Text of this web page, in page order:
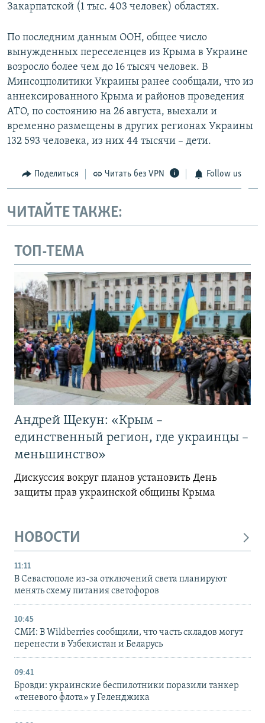
Закарпатской (1 тыс. 403 человек) областях.
По последним данным ООН, общее число
вынужденных переселенцев из Крыма в Украине
возросло более чем до 16 тысяч человек. В
Минсоцполитики Украины ранее сообщали, что из
аннексированного Крыма и районов проведения
АТО, по состоянию на 26 августа, выехали и
временно размещены в других регионах Украины
132 593 человека, из них 44 тысячи – дети.
Поделиться Читать без VPN Follow us
ЧИТАЙТЕ ТАКЖЕ:
ТОП-ТЕМА
Андрей Щекун: «Крым –
единственный регион, где украинцы –
меньшинство»
Дискуссия вокруг планов установить День
защиты прав украинской общины Крыма
НОВОСТИ
11:11
В Севастополе из-за отключений света планируют
менять схему питания светофоров
10:45
СМИ: В Wildberries сообщили, что часть складов могут
перенести в Узбекистан и Беларусь
09:41
Бровди: украинские беспилотники поразили танкер
«теневого флота» у Геленджика